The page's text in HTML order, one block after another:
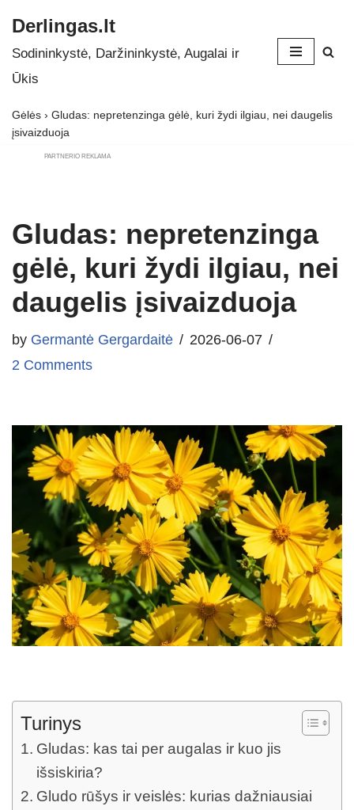
Skip
to
Derlingas.lt
Sodininkystė, Daržininkystė, Augalai ir
Ūkis
Gėlės › Gludas: nepretenzinga gėlė, kuri žydi ilgiau, nei daugelis
įsivaizduoja
PARTNERIO REKLAMA
Gludas: nepretenzinga
gėlė, kuri žydi ilgiau, nei
daugelis įsivaizduoja
by Germantė Gergardaitė
2026-06-07
2 Comments
Turinys
Gludas: kas tai per augalas ir kuo jis
išsiskiria?
Gludo rūšys ir veislės: kurias dažniausiai